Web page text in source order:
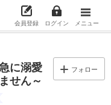
会員登録 ログイン メニュー
に溺愛
せん～
フォロー